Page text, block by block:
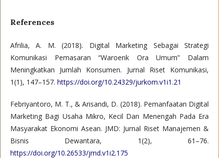
References
Afrilia, A. M. (2018). Digital Marketing Sebagai Strategi
Komunikasi Pemasaran “Waroenk Ora Umum” Dalam
Meningkatkan Jumlah Konsumen. Jurnal Riset Komunikasi,
1(1), 147–157. https://doi.org/10.24329/jurkom.v1i1.21
Febriyantoro, M. T., & Arisandi, D. (2018). Pemanfaatan Digital
Marketing Bagi Usaha Mikro, Kecil Dan Menengah Pada Era
Masyarakat Ekonomi Asean. JMD: Jurnal Riset Manajemen &
Bisnis Dewantara, 1(2), 61–76.
https://doi.org/10.26533/jmd.v1i2.175